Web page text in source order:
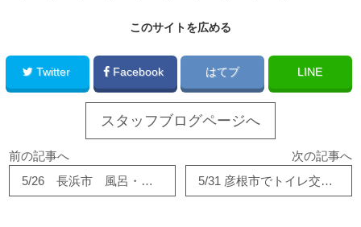
このサイトを広める
Twitter Facebook はてブ LINE
スタッフブログページへ
前の記事へ
5/26 長浜市 風呂・洗面室改修工事が完成しました。
次の記事へ
5/31 彦根市でトイレ交換しました